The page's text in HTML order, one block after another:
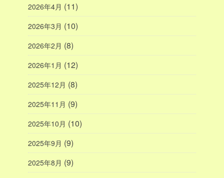
2026年4月 (11)
2026年3月 (10)
2026年2月 (8)
2026年1月 (12)
2025年12月 (8)
2025年11月 (9)
2025年10月 (10)
2025年9月 (9)
2025年8月 (9)